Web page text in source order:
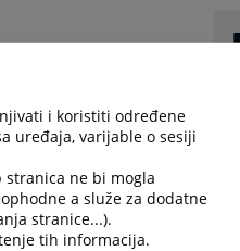
i koristiti određene
uređaja, varijable o sesiji
ne bi mogla
a služe za dodatne
stranice...).
tih informacija.